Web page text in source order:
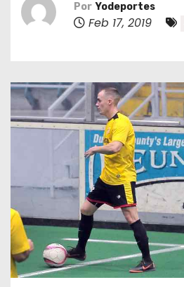
Por Yodeportes
Feb 17, 2019